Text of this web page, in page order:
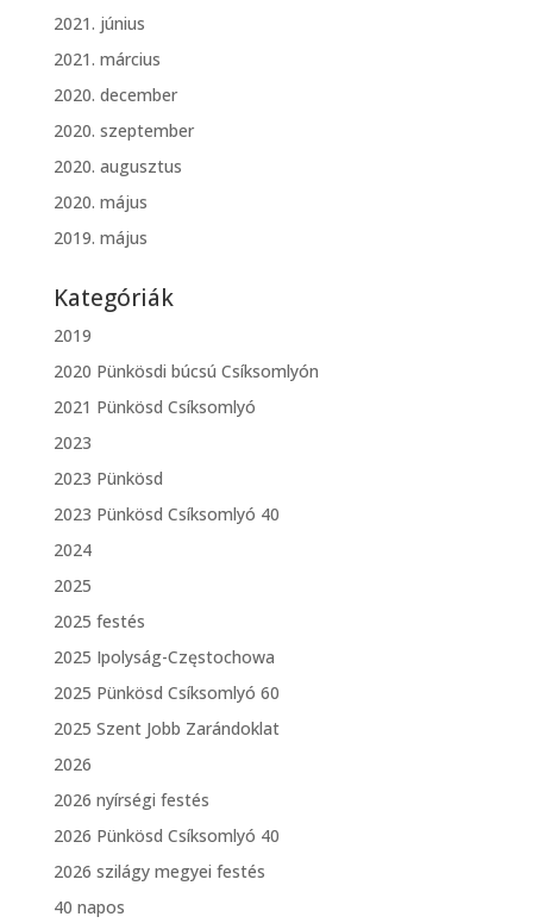
2021. június
2021. március
2020. december
2020. szeptember
2020. augusztus
2020. május
2019. május
Kategóriák
2019
2020 Pünkösdi búcsú Csíksomlyón
2021 Pünkösd Csíksomlyó
2023
2023 Pünkösd
2023 Pünkösd Csíksomlyó 40
2024
2025
2025 festés
2025 Ipolyság-Częstochowa
2025 Pünkösd Csíksomlyó 60
2025 Szent Jobb Zarándoklat
2026
2026 nyírségi festés
2026 Pünkösd Csíksomlyó 40
2026 szilágy megyei festés
40 napos